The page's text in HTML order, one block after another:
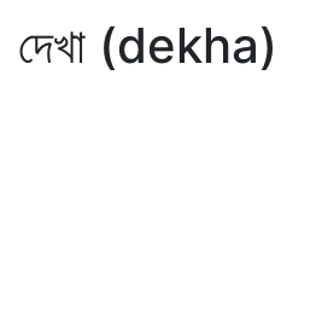
দেখা (dekha)